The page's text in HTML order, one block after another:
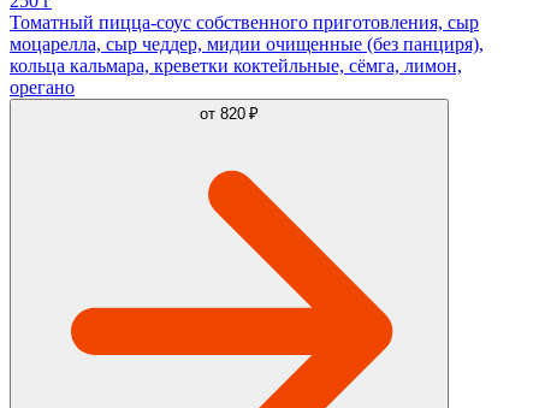
Томатный пицца-соус собственного приготовления, сыр
моцарелла, сыр чеддер, мидии очищенные (без панциря),
кольца кальмара, креветки коктейльные, сёмга, лимон,
орегано
от 820 ₽